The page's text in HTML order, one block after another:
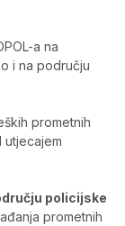
a na
i na području
prometnih
policijske
prometnih